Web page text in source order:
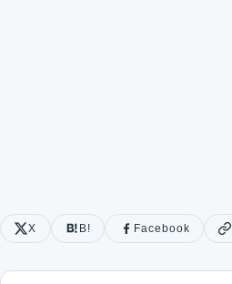
X B! Facebook